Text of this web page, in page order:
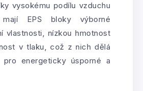
vysokému podílu vzduchu
EPS bloky výborné
vlastnosti, nízkou hmotnost
v tlaku, což z nich dělá
pro energeticky úsporné a